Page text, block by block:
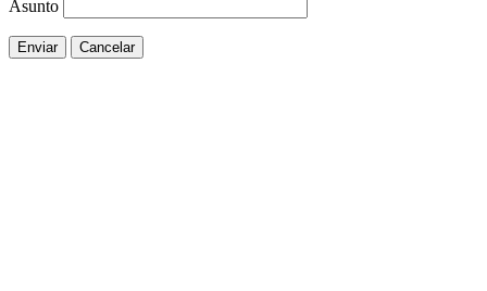
Asunto
Enviar Cancelar